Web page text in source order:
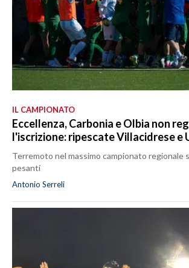
IL CAMPIONATO
Eccellenza, Carbonia e Olbia non
l'iscrizione: ripescate Villacidrese e
Terremoto nel massimo campionato regionale
pesanti
Antonio Serreli